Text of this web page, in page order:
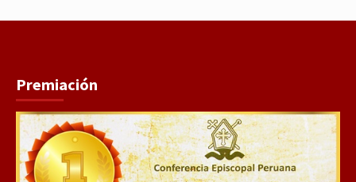
Premiación